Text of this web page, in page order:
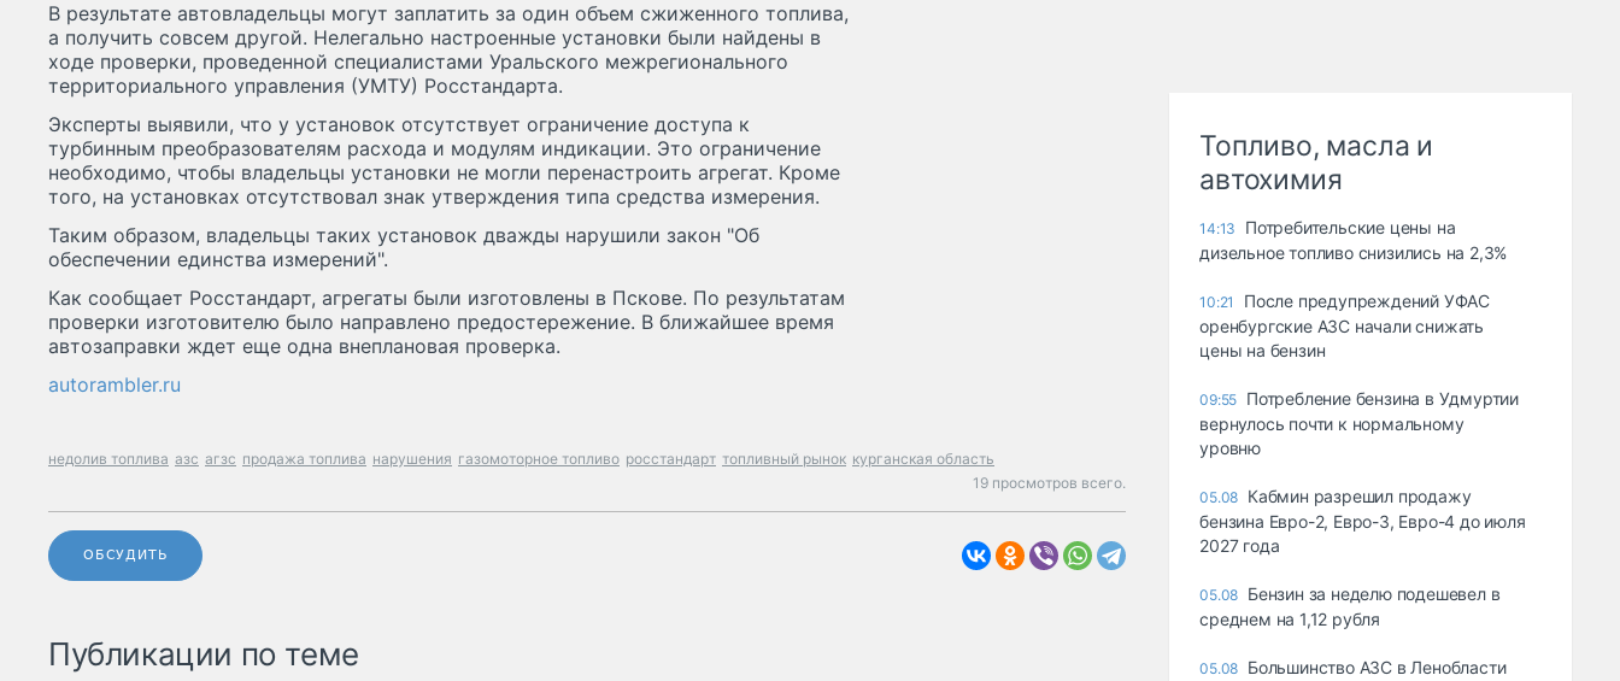
В результате автовладельцы могут заплатить за один объем сжиженного топлива,
а получить совсем другой. Нелегально настроенные установки были найдены в
ходе проверки, проведенной специалистами Уральского межрегионального
территориального управления (УМТУ) Росстандарта.
Эксперты выявили, что у установок отсутствует ограничение доступа к
турбинным преобразователям расхода и модулям индикации. Это ограничение
необходимо, чтобы владельцы установки не могли перенастроить агрегат. Кроме
того, на установках отсутствовал знак утверждения типа средства измерения.
Таким образом, владельцы таких установок дважды нарушили закон "Об
обеспечении единства измерений".
Как сообщает Росстандарт, агрегаты были изготовлены в Пскове. По результатам
проверки изготовителю было направлено предостережение. В ближайшее время
автозаправки ждет еще одна внеплановая проверка.
autorambler.ru
недолив топлива азс агзс продажа топлива нарушения газомоторное топливо росстандарт топливный рынок курганская область
19 просмотров всего.
ОБСУДИТЬ
Публикации по теме
Топливо, масла и
автохимия
14:13
Потребительские цены на
дизельное топливо снизились на 2,3%
10:21
После предупреждений УФАС
оренбургские АЗС начали снижать
цены на бензин
09:55 Потребление бензина в Удмуртии
вернулось почти к нормальному
уровню
05.08 Кабмин разрешил продажу
бензина Евро-2, Евро-3, Евро-4 до июля
2027 года
05.08 Бензин за неделю подешевел в
среднем на 1,12 рубля
05.08 Большинство АЗС в Ленобласти